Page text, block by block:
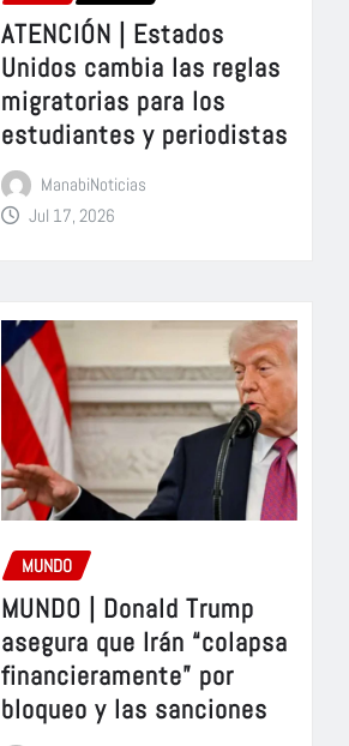
ATENCIÓN | Estados
Unidos cambia las reglas
migratorias para los
estudiantes y periodistas
ManabiNoticias
Jul 17, 2026
MUNDO
MUNDO | Donald Trump
asegura que Irán “colapsa
financieramente” por
bloqueo y las sanciones